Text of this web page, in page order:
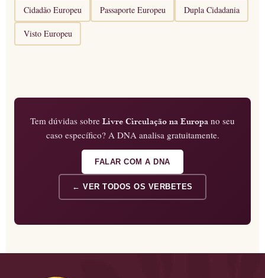
Cidadão Europeu Passaporte Europeu Dupla Cidadania
Visto Europeu
Tem dúvidas sobre Livre Circulação na Europa no seu
caso específico? A DNA analisa gratuitamente.
FALAR COM A DNA
← VER TODOS OS VERBETES